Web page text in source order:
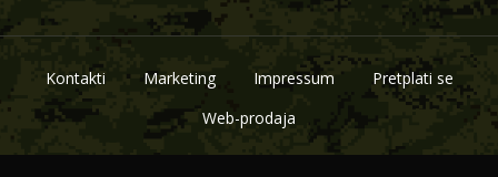
Kontakti Marketing Impressum
Pretplati se
Web-prodaja